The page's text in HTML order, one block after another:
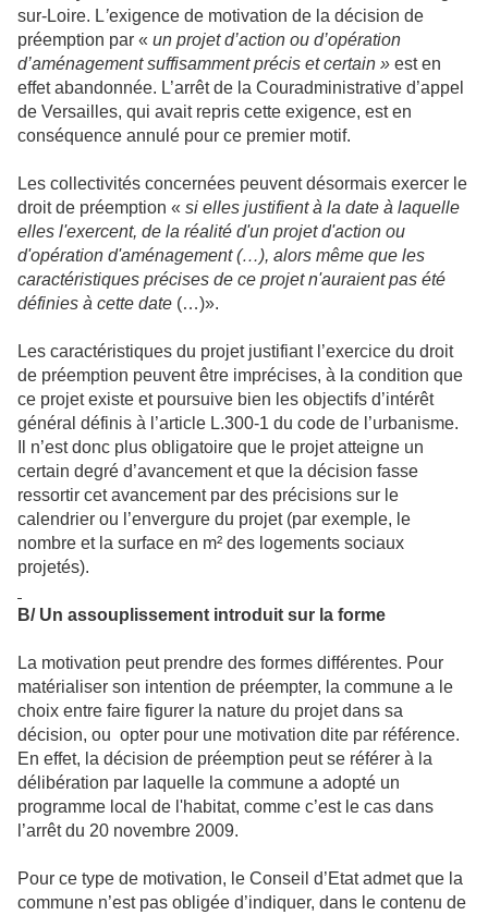
sur-Loire. L’exigence de motivation de la décision de
préemption par « un projet d’action ou d’opération
d’aménagement suffisamment précis et certain » est en
effet abandonnée. L’arrêt de la Couradministrative d’appel
de Versailles, qui avait repris cette exigence, est en
conséquence annulé pour ce premier motif.
Les collectivités concernées peuvent désormais exercer le
droit de préemption « si elles justifient à la date à laquelle
elles l'exercent, de la réalité d'un projet d'action ou
d'opération d'aménagement (…), alors même que les
caractéristiques précises de ce projet n'auraient pas été
définies à cette date (…)».
Les caractéristiques du projet justifiant l’exercice du droit
de préemption peuvent être imprécises, à la condition que
ce projet existe et poursuive bien les objectifs d’intérêt
général définis à l’article L.300-1 du code de l’urbanisme.
Il n’est donc plus obligatoire que le projet atteigne un
certain degré d’avancement et que la décision fasse
ressortir cet avancement par des précisions sur le
calendrier ou l’envergure du projet (par exemple, le
nombre et la surface en m² des logements sociaux
projetés).
B/ Un assouplissement introduit sur la forme
La motivation peut prendre des formes différentes. Pour
matérialiser son intention de préempter, la commune a le
choix entre faire figurer la nature du projet dans sa
décision, ou opter pour une motivation dite par référence.
En effet, la décision de préemption peut se référer à la
délibération par laquelle la commune a adopté un
programme local de l'habitat, comme c’est le cas dans
l’arrêt du 20 novembre 2009.
Pour ce type de motivation, le Conseil d’Etat admet que la
commune n’est pas obligée d’indiquer, dans le contenu de